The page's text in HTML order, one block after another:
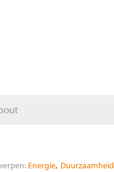
Energie Duurzaamheid